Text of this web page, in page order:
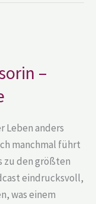
–
Leben anders
manchmal führt
zu den größten
eindrucksvoll,
was einem